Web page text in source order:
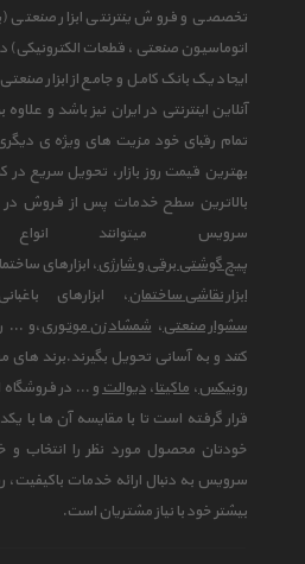
تخصصی و فروش ینترنتی ابزار صنعتی
اتوماسیون صنعتی ، قطعات الکترونیکی)
ایجاد یک بانک کامل و جامع از ابزار
آنلاین اینترنتی در ایران نیز باشد و
تمام رقبای خود مزیت های ویژه ی
بهترین قیمت روز بازار، تحویل سریع
بالاترین سطح خدمات پس از فروش در
سرویس میتوانند
پیچ گوشتی برقی و شارژی، ابزارهای
ابزار نقاشی ساختمان، ابزارهای
سشوار صنعتی،شمشاد زن موتوری،و ...
کنند و به آسانی تحویل بگیرند.برند
رونیکس،ماکیتا،دیوالتو ... در
قرار گرفته است تا با مقایسه آن ها با
خودتان محصول مورد نظر را انتخاب و
سرویس به دنبال ارائه خدمات باکیفیت،
بیشتر خود با نیاز مشتریان است.